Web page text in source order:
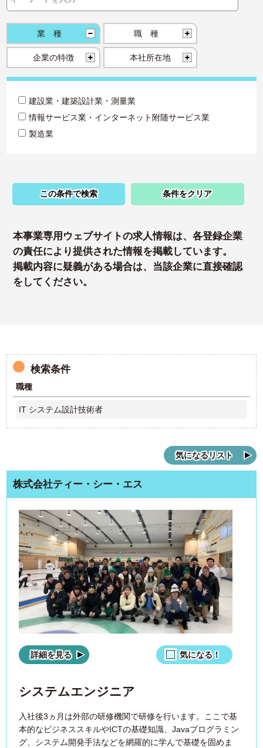
業種 職種
企業の特徴 本社所在地
建設業・建築設計業・測量業
情報サービス業・インターネット附随サービス業
製造業
この条件で検索 条件をクリア
本事業専用ウェブサイトの求人情報は、各登録企業
の責任により提供された情報を掲載しています。
掲載内容に疑義がある場合は、当該企業に直接確認
をしてください。
検索条件
職種
IT システム設計技術者
気になるリスト
株式会社ティー・シー・エス
詳細を見る 気になる！
システムエンジニア
入社後3ヵ月は外部の研修機関で研修を行います。ここで基
本的なビジネススキルやICTの基礎知識、Javaプログラミン
グ、システム開発手法などを網羅的に学んで基礎を固めま